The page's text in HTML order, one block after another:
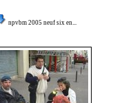
npvbm 2005 neuf six en...